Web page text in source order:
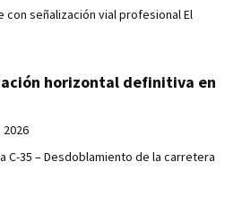
con señalización vial profesional El
horizontal definitiva en
C-35 – Desdoblamiento de la carretera